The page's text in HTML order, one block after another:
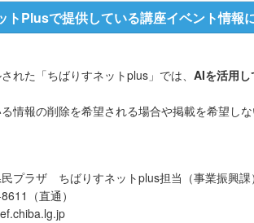
トPlusで提供している講座イベント情報
れた「ちばりすネットplus」では、 AIを活用
情報の削除を希望される場合や掲載を希望し
プラザ ちばりすネットplus担当（事業振興課）
（直通）